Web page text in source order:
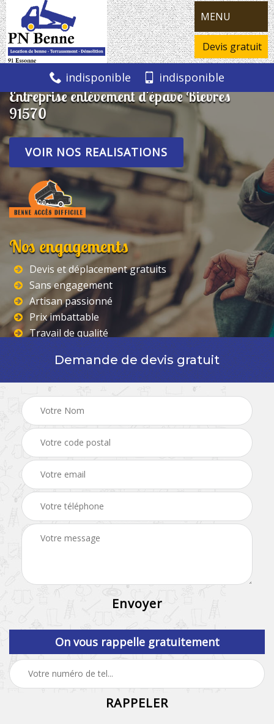
MENU
Devis gratuit
indisponible indisponible
Entreprise enlèvement d'épave Bievres
91570
VOIR NOS REALISATIONS
Nos engagements
Devis et déplacement gratuits
Sans engagement
Artisan passionné
Prix imbattable
Travail de qualité
Demande de devis gratuit
On vous rappelle gratuitement